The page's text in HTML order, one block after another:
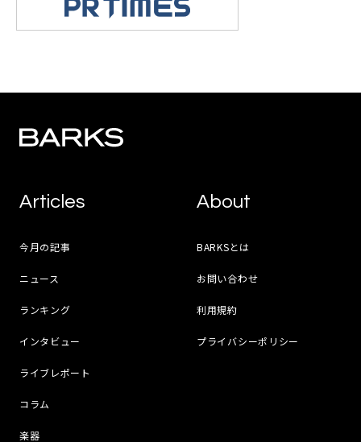
Articles
今月の記事
ニュース
ランキング
インタビュー
ライブレポート
コラム
楽器
About
BARKSとは
お問い合わせ
利用規約
プライバシーポリシー